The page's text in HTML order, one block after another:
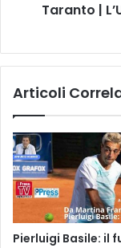
sindacoTaranto |
Articoli
Pierluigi Basile: il